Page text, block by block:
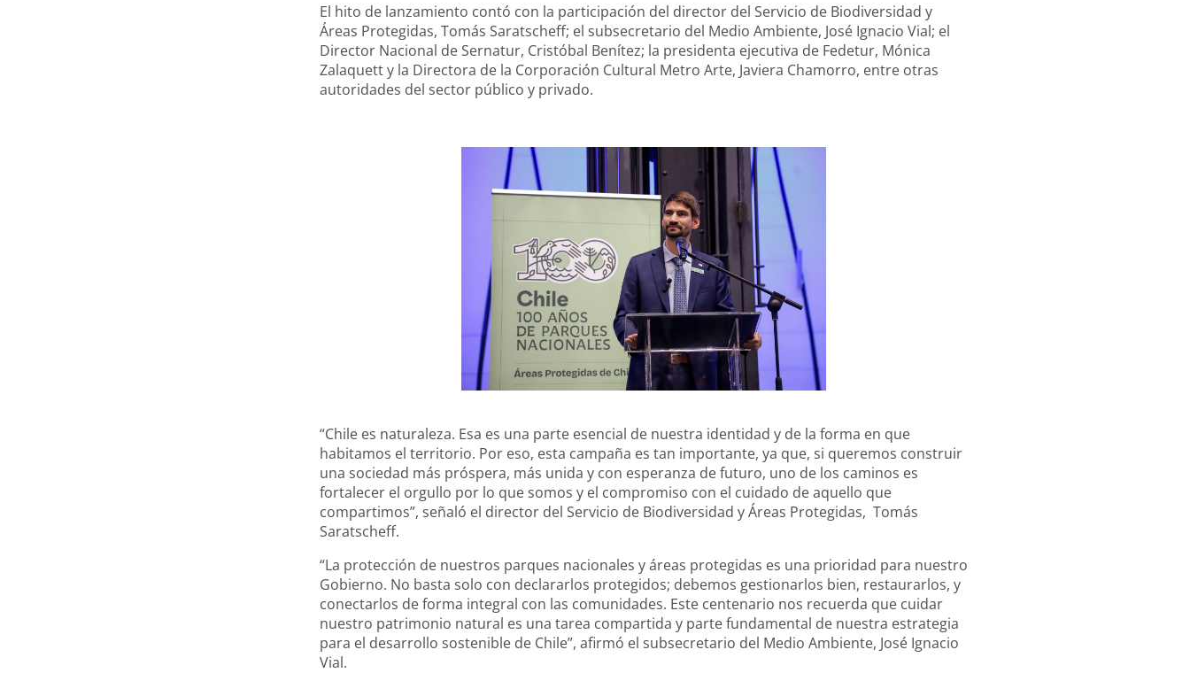
El hito de lanzamiento contó con la participación del director del Servicio de Biodiversidad y
Áreas Protegidas, Tomás Saratscheff; el subsecretario del Medio Ambiente, José Ignacio Vial; el
Director Nacional de Sernatur, Cristóbal Benítez; la presidenta ejecutiva de Fedetur, Mónica
Zalaquett y la Directora de la Corporación Cultural Metro Arte, Javiera Chamorro, entre otras
autoridades del sector público y privado.
“Chile es naturaleza. Esa es una parte esencial de nuestra identidad y de la forma en que
habitamos el territorio. Por eso, esta campaña es tan importante, ya que, si queremos construir
una sociedad más próspera, más unida y con esperanza de futuro, uno de los caminos es
fortalecer el orgullo por lo que somos y el compromiso con el cuidado de aquello que
compartimos”, señaló el director del Servicio de Biodiversidad y Áreas Protegidas, Tomás
Saratscheff.
“La protección de nuestros parques nacionales y áreas protegidas es una prioridad para nuestro
Gobierno. No basta solo con declararlos protegidos; debemos gestionarlos bien, restaurarlos, y
conectarlos de forma integral con las comunidades. Este centenario nos recuerda que cuidar
nuestro patrimonio natural es una tarea compartida y parte fundamental de nuestra estrategia
para el desarrollo sostenible de Chile”, afirmó el subsecretario del Medio Ambiente, José Ignacio
Vial.